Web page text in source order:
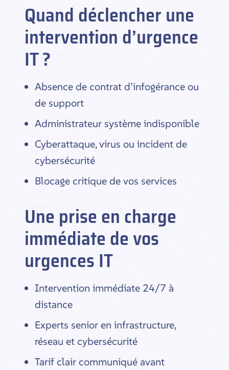
Quand déclencher une
intervention d’urgence
IT ?
Absence de contrat d’infogérance ou
de support
Administrateur système indisponible
Cyberattaque, virus ou incident de
cybersécurité
Blocage critique de vos services
Une prise en charge
immédiate de vos
urgences IT
Intervention immédiate 24/7 à
distance
Experts senior en infrastructure,
réseau et cybersécurité
Tarif clair communiqué avant